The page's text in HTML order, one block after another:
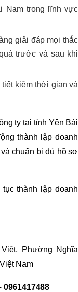
Nam trong lĩnh vực
giải đáp mọi thắc
trước và sau khi
kiệm thời gian và
ty tại tỉnh Yên Bái
thành lập doanh
chuẩn bị đủ hồ sơ
thành lập doanh
Phường Nghĩa
Nam
0961417488